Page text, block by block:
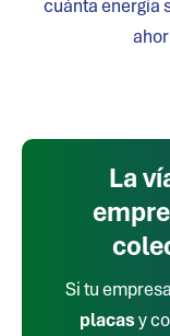
cuánta energía
La
Si tu
placasy